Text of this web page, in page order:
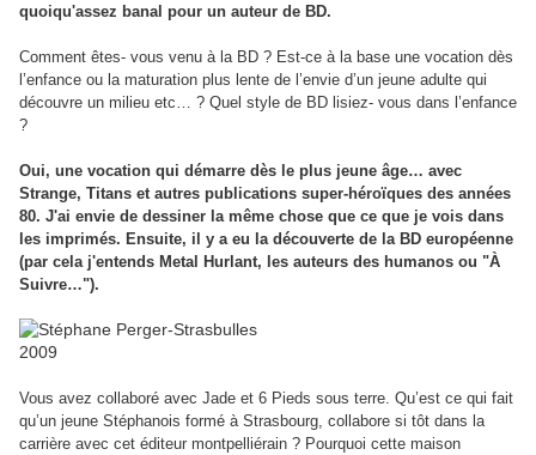
quoiqu'assez banal pour un auteur de BD.
Comment êtes- vous venu à la BD ? Est-ce à la base une vocation dès
l’enfance ou la maturation plus lente de l’envie d’un jeune adulte qui
découvre un milieu etc… ? Quel style de BD lisiez- vous dans l’enfance
?
Oui, une vocation qui démarre dès le plus jeune âge… avec
Strange, Titans et autres publications super-héroïques des années
80. J'ai envie de dessiner la même chose que ce que je vois dans
les imprimés. Ensuite, il y a eu la découverte de la BD européenne
(par cela j'entends Metal Hurlant, les auteurs des humanos ou "À
Suivre…").
Vous avez collaboré avec Jade et 6 Pieds sous terre. Qu’est ce qui fait
qu’un jeune Stéphanois formé à Strasbourg, collabore si tôt dans la
carrière avec cet éditeur montpelliérain ? Pourquoi cette maison